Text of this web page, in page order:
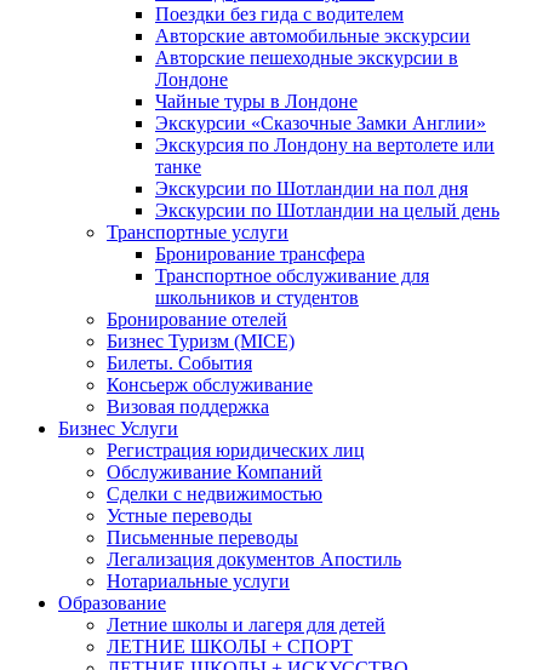
Поездки без гида с водителем
Авторские автомобильные экскурсии
Авторские пешеходные экскурсии в
Лондоне
Чайные туры в Лондоне
Экскурсии «Сказочные Замки Англии»
Экскурсия по Лондону на вертолете или
танке
Экскурсии по Шотландии на пол дня
Экскурсии по Шотландии на целый день
Транспортные услуги
Бронирование трансфера
Транспортное обслуживание для
школьников и студентов
Бронирование отелей
Бизнес Туризм (MICE)
Билеты. События
Консьерж обслуживание
Визовая поддержка
Бизнес Услуги
Регистрация юридических лиц
Обслуживание Компаний
Сделки с недвижимостью
Устные переводы
Письменные переводы
Легализация документов Апостиль
Нотариальные услуги
Образование
Летние школы и лагеря для детей
ЛЕТНИЕ ШКОЛЫ + СПОРТ